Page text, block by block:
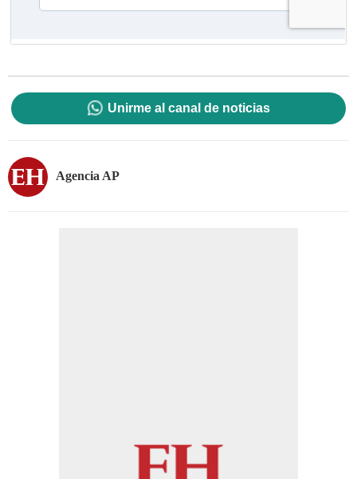
Unirme al canal de noticias
Agencia AP